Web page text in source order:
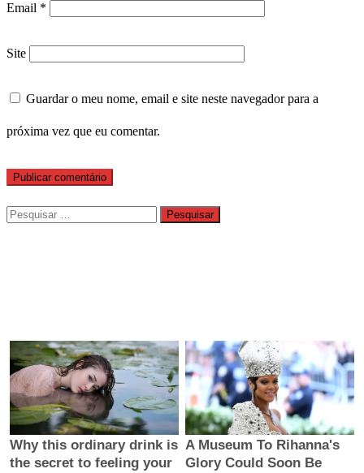
Email *
Site
Guardar o meu nome, email e site neste navegador para a
próxima vez que eu comentar.
Pesquisar
por: